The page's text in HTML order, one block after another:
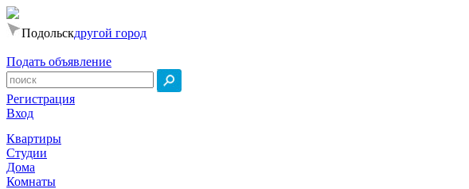
Подольскдругой город
Подать объявление
Регистрация
Вход
Квартиры
Студии
Дома
Комнаты